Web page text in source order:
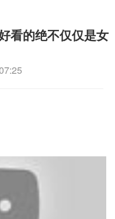
看的绝不仅仅是女